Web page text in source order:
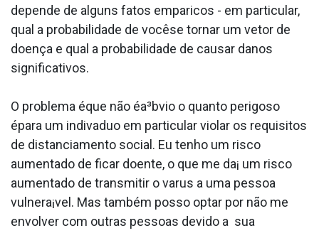
depende de alguns fatos empa­ricos - em particular,
qual a probabilidade de vocêse tornar um vetor de
doença e qual a probabilidade de causar danos
significativos.
O problema éque não éa³bvio o quanto perigoso
épara um indiva­duo em particular violar os requisitos
de distanciamento social. Eu tenho um risco
aumentado de ficar doente, o que me da¡ um risco
aumentado de transmitir o va­rus a uma pessoa
vulnera¡vel. Mas também posso optar por não me
envolver com outras pessoas devido a sua